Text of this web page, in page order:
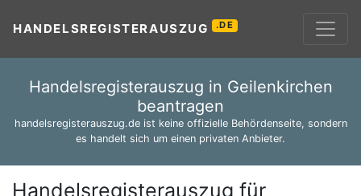
HANDELSREGISTERAUSZUG .DE
Handelsregisterauszug in Geilenkirchen
beantragen
handelsregisterauszug.de ist keine offizielle Behördenseite, sondern
es handelt sich um einen privaten Anbieter.
Handelsregisterauszug für